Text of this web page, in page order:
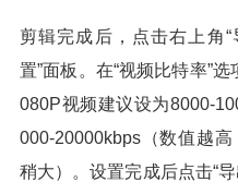
剪辑完成后，点击右上角
置”面板。在“视频比特率”
080P视频建议设为8000-
000-20000kbps（数值越
稍大）。设置完成后点击“